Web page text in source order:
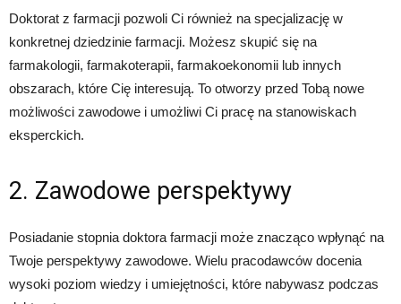
Doktorat z farmacji pozwoli Ci również na specjalizację w
konkretnej dziedzinie farmacji. Możesz skupić się na
farmakologii, farmakoterapii, farmakoekonomii lub innych
obszarach, które Cię interesują. To otworzy przed Tobą nowe
możliwości zawodowe i umożliwi Ci pracę na stanowiskach
eksperckich.
2. Zawodowe perspektywy
Posiadanie stopnia doktora farmacji może znacząco wpłynąć na
Twoje perspektywy zawodowe. Wielu pracodawców docenia
wysoki poziom wiedzy i umiejętności, które nabywasz podczas